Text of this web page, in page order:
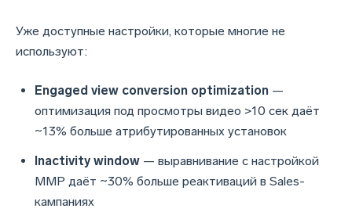
Уже доступные настройки, которые многие не
используют:
Engaged view conversion optimization —
оптимизация под просмотры видео >10 сек даёт
~13% больше атрибутированных установок
Inactivity window — выравнивание с настройкой
MMP даёт ~30% больше реактиваций в Sales-
кампаниях